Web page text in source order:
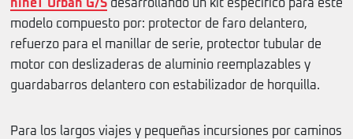
nineT Urban G/S desarrollando un kit específico para este
modelo compuesto por: protector de faro delantero,
refuerzo para el manillar de serie, protector tubular de
motor con deslizaderas de aluminio reemplazables y
guardabarros delantero con estabilizador de horquilla.
Para los largos viajes y pequeñas incursiones por caminos